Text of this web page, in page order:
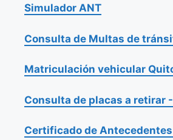
Simulador ANT
Consulta de Multas de
Matriculación vehicular
Consulta de placas a retirar
Certificado de